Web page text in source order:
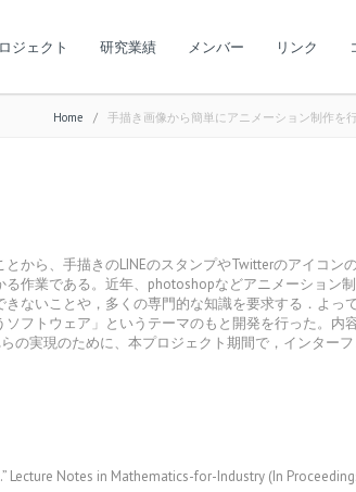
ジェクト 研究業績 メンバー リンク
Home / 手描き画像から簡単にアニメーション制作を
から、手描きのLINEのスタンプやTwitterのアイコン
作業である。近年、photoshopなどアニメーション
ないことや，多くの専門的な知識を要求する．よっ
フトウェア」というテーマのもと開発を行った。内
実現のために、本プロジェクト期間で，インター
Lecture Notes in Mathematics-for-Industry (In